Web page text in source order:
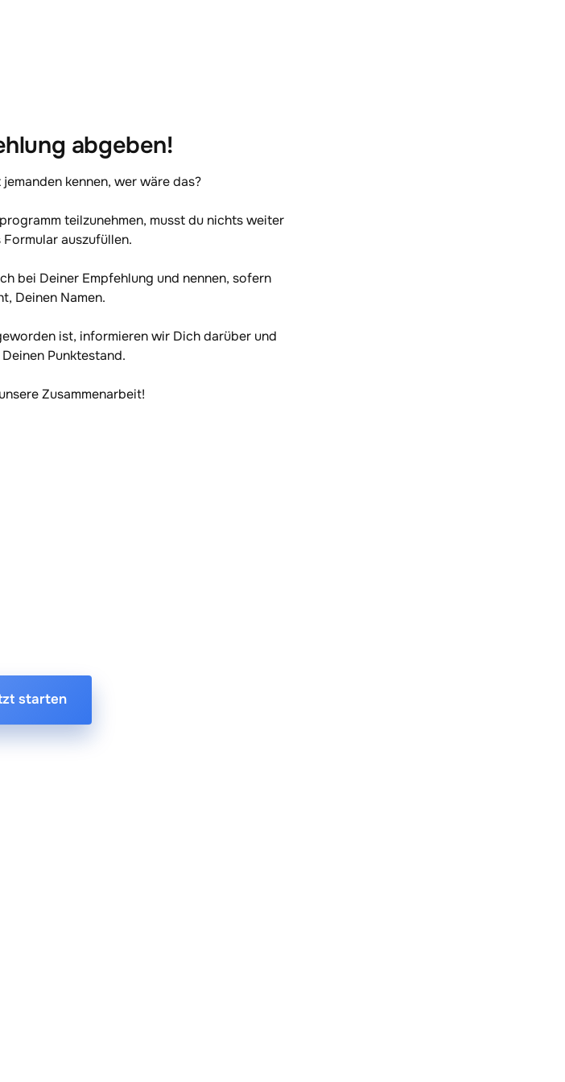
abgeben!
kennen, wer wäre das?
teilzunehmen, musst du nichts weiter
auszufüllen.
bei Deiner Empfehlung und nennen, sofern
Deinen Namen.
ist, informieren wir Dich darüber und
Punktestand.
Zusammenarbeit!
starten